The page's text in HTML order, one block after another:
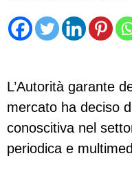
L’Autorità garante
mercato ha deciso
conoscitiva nel
periodica e